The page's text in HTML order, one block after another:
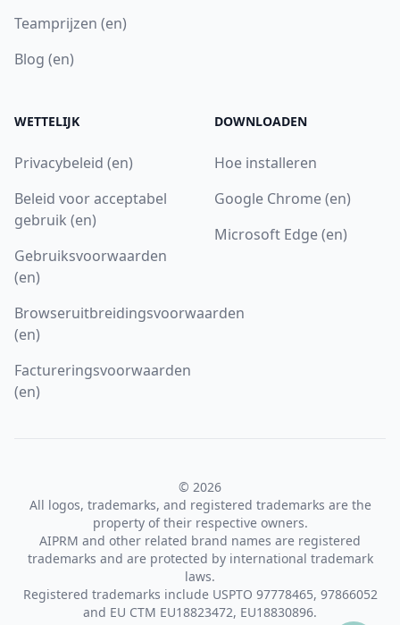
Teamprijzen (en)
Blog (en)
WETTELIJK
Privacybeleid (en)
Beleid voor acceptabel
gebruik (en)
Gebruiksvoorwaarden
(en)
Browseruitbreidingsvoorwaarden
(en)
Factureringsvoorwaarden
(en)
DOWNLOADEN
Hoe installeren
Google Chrome (en)
Microsoft Edge (en)
© 2026
All logos, trademarks, and registered trademarks are the
property of their respective owners.
AIPRM and other related brand names are registered
trademarks and are protected by international trademark
laws.
Registered trademarks include USPTO 97778465, 97866052
and EU CTM EU18823472, EU18830896.